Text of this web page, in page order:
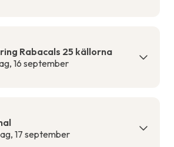
Rabacals 25 källorna
16 september
17 september